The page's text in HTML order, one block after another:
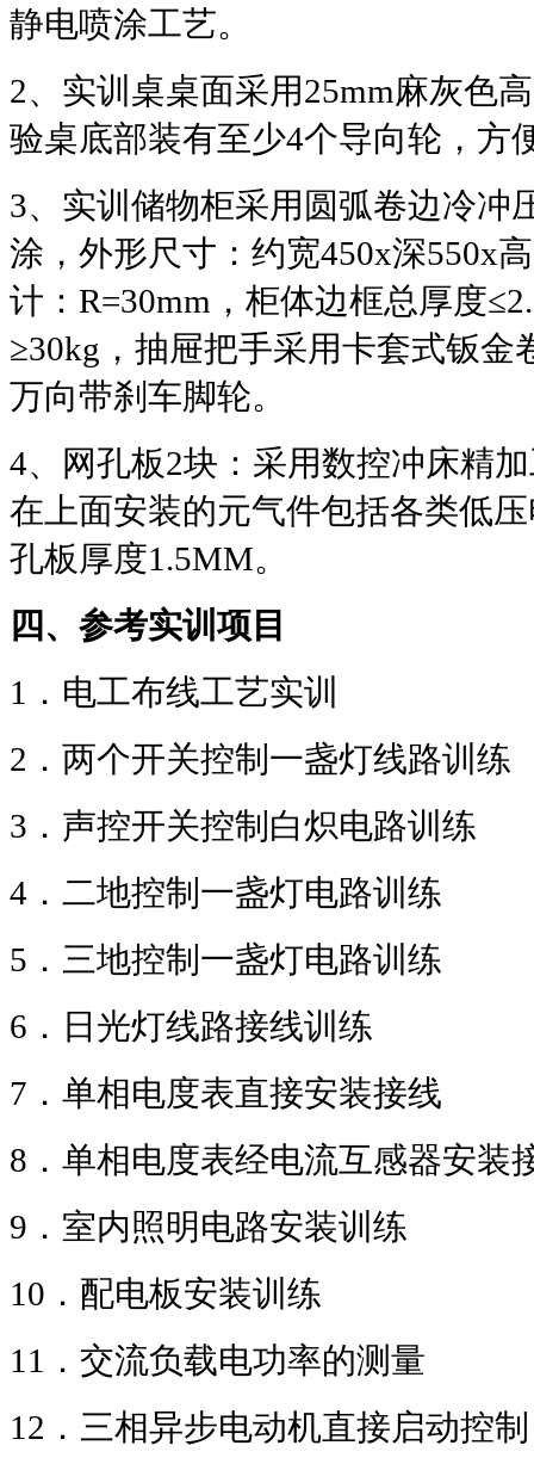
静电喷涂工艺。
2、实训桌桌面采用25mm麻灰色
验桌底部装有至少4个导向轮，方
3、实训储物柜采用圆弧卷边冷冲
涂，外形尺寸：约宽450x深550x高
计： R=30mm ，柜体边框总厚度
≥30kg ，抽屉把手采用卡套式钣
万向带刹车脚轮。
4、网孔板2块：采用数控冲床精
在上面安装的元气件包括各类低
孔板厚度1.5MM。
四、参考实训项目
1 ．电工布线工艺实训
2 ．两个开关控制一盏灯线路训练
3 ．声控开关控制白炽电路训练
4 ．二地控制一盏灯电路训练
5 ．三地控制一盏灯电路训练
6 ．日光灯线路接线训练
7 ．单相电度表直接安装接线
8 ．单相电度表经电流互感器安装
9 ．室内照明电路安装训练
10 ．配电板安装训练
11 ．交流负载电功率的测量
12 ．三相异步电动机直接启动控制